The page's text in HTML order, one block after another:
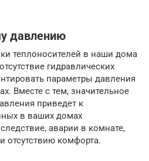
давлению
теплоносителей в наши дома
гидравлических
параметры давления
Вместе с тем, значительное
приведет к
в ваших домах
аварии в комнате,
отсутствию комфорта.